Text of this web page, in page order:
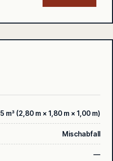
5 m³ (2,80 m × 1,80 m × 1,00 m)
Mischabfall
—